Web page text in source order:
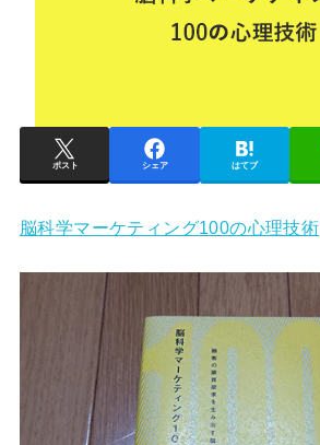
ポスト シェア はてブ
脳科学マーケティング100の心理技術